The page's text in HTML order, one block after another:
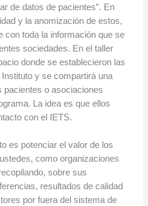
de datos de pacientes”. En
y la anomización de estos,
con toda la información que se
sociedades. En el taller
donde se establecieron las
y se compartirá una
pacientes o asociaciones
La idea es que ellos
con el IETS.
es potenciar el valor de los
como organizaciones
sobre sus
resultados de calidad
por fuera del sistema de